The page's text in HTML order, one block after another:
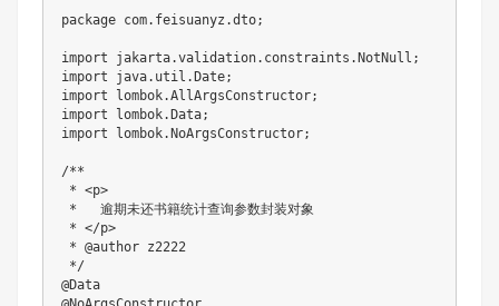
package com. feisuanyz .dto;
import jakarta.validation. constraints . NotNull ;
import
java. util . Date;
import
lombok.AllArgsConstructor;
import
lombok. Data;
import
lombok. NoArgsConstructor;
/**
* <p>
*   逾期未还书籍统计查询参数封装对象
* </p>
* @author z2222
*/
@Data